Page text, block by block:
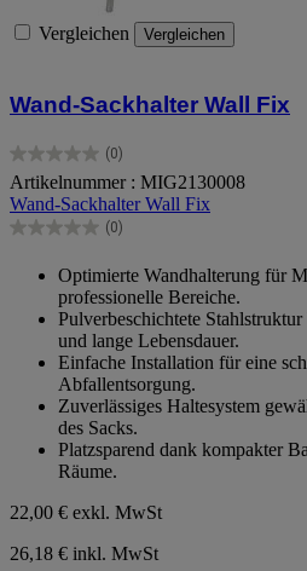
Vergleichen Vergleichen
Wand-Sackhalter Wall Fix
(0)
0.0
von
5
Sternen.
Artikelnummer : MIG2130008
Wand-Sackhalter Wall Fix
(0)
0.0
Sternen.
Optimierte Wandhalterung für
professionelle Bereiche.
Pulverbeschichtete
und lange Lebensdauer.
Einfache Installation für eine
Abfallentsorgung.
Zuverlässiges Haltesystem
des Sacks.
Platzsparend dank kompakter
Räume.
22,00 € exkl. MwSt
26,18 € inkl. MwSt